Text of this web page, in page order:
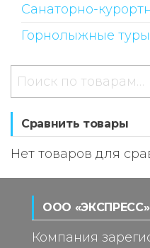
Санаторно-
Горнолыжные туры
Искать:
Сравнить товары
Нет товаров для
ООО «ЭКСПРЕСС»
Компания